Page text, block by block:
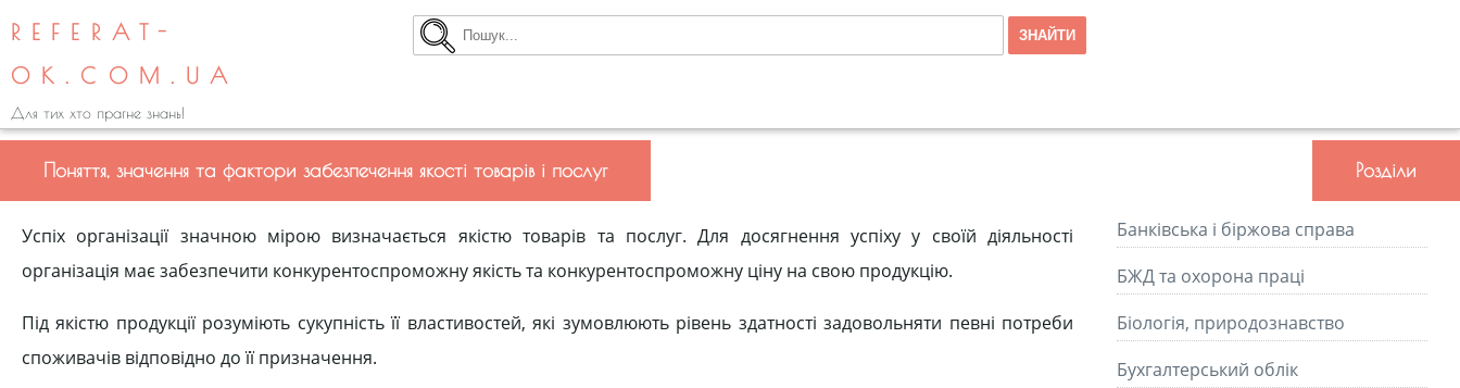
REFERAT-
OK.COM.UA
Для тих хто прагне знань!
Поняття, значення та фактори забезпечення якості товарів і послуг
Успіх організації значною мірою визначається якістю товарів та послуг. Для досягнення успіху у своїй діяльності
організація має забезпечити конкурентоспроможну якість та конкурентоспроможну ціну на свою продукцію.
Під якістю продукції розуміють сукупність її властивостей, які зумовлюють рівень здатності задовольняти певні потреби
споживачів відповідно до її призначення.
Розділи
Банківська і біржова справа
БЖД та охорона праці
Біологія, природознавство
Бухгалтерський облік